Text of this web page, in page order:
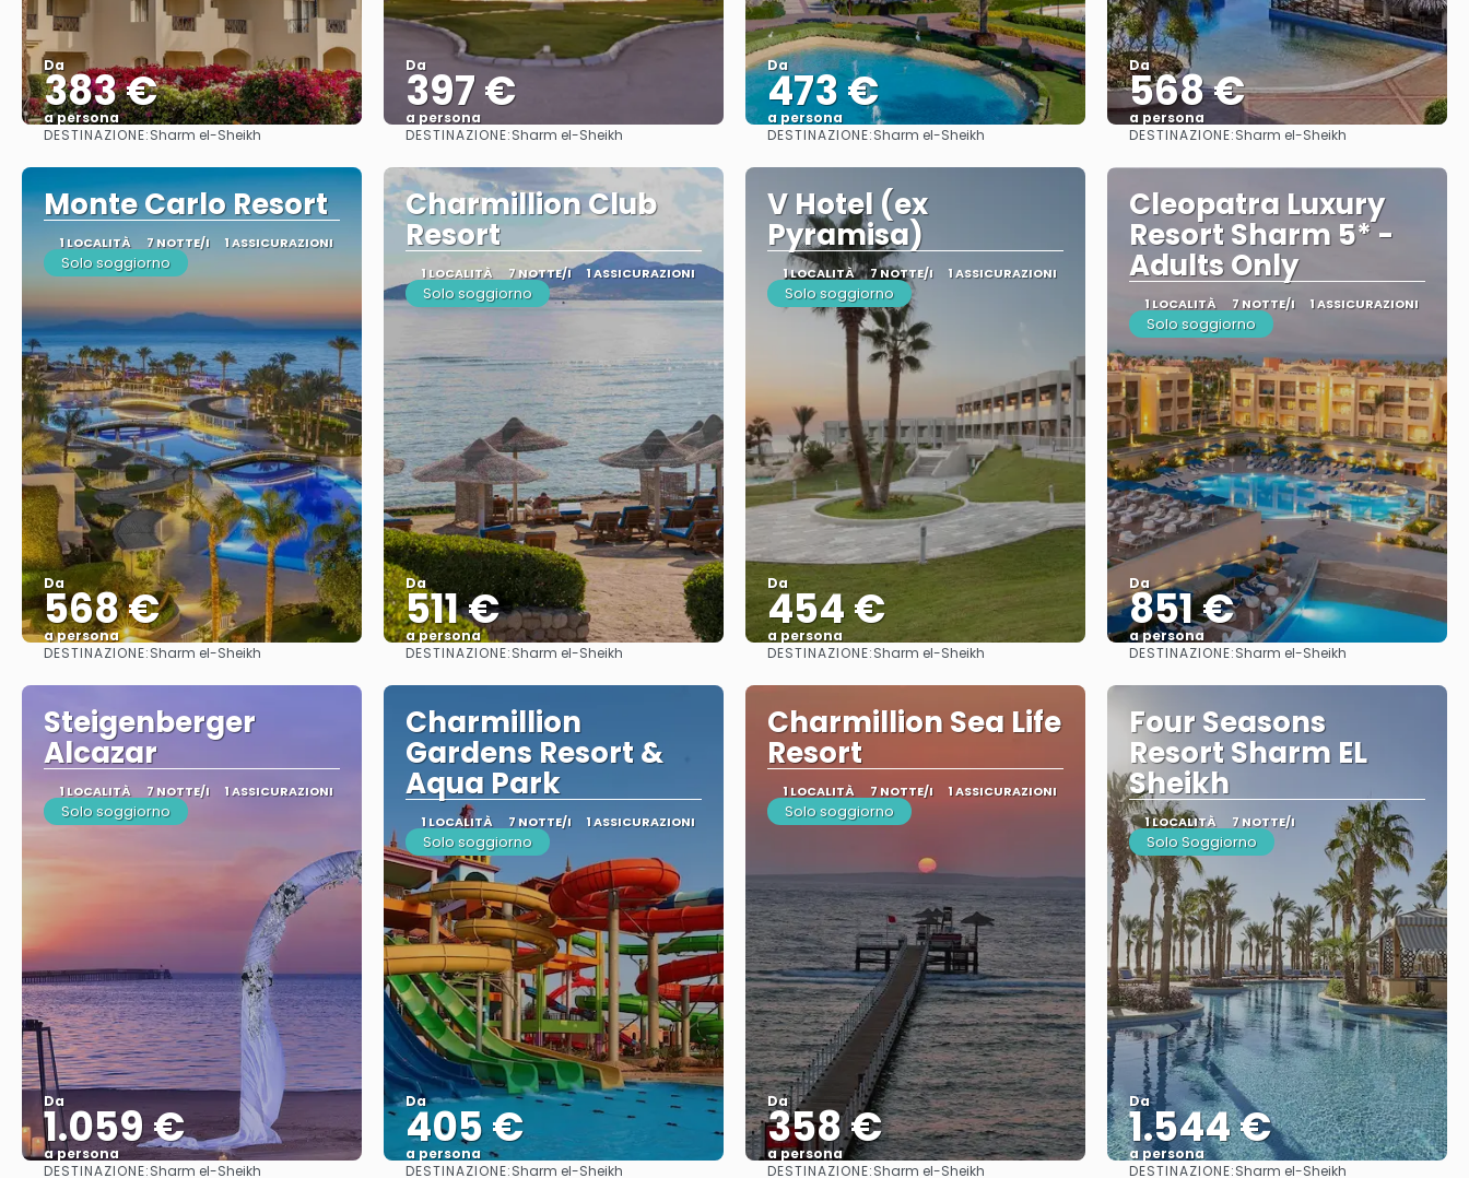
Da
383 €
a persona
Vedere
DESTINAZIONE:Sharm el-Sheikh
Da
397 €
a persona
Vedere
DESTINAZIONE:Sharm el-Sheikh
Da
473 €
a persona
Vedere
DESTINAZIONE:Sharm el-Sheikh
Da
568 €
a persona
Vedere
DESTINAZIONE:Sharm el-Sheikh
Monte Carlo Resort
1 LOCALITÀ 7 NOTTE/I 1 ASSICURAZIONI
Solo soggiorno
Da
568 €
a persona
Vedere
DESTINAZIONE:Sharm el-Sheikh
Charmillion Club
Resort
1 LOCALITÀ 7 NOTTE/I 1 ASSICURAZIONI
Solo soggiorno
Da
511 €
a persona
Vedere
DESTINAZIONE:Sharm el-Sheikh
V Hotel (ex
Pyramisa)
1 LOCALITÀ 7 NOTTE/I 1 ASSICURAZIONI
Solo soggiorno
Da
454 €
a persona
Vedere
DESTINAZIONE:Sharm el-Sheikh
Cleopatra Luxury
Resort Sharm 5* -
Adults Only
1 LOCALITÀ 7 NOTTE/I 1 ASSICURAZIONI
Solo soggiorno
Da
851 €
a persona
Vedere
DESTINAZIONE:Sharm el-Sheikh
Steigenberger
Alcazar
1 LOCALITÀ 7 NOTTE/I 1 ASSICURAZIONI
Solo soggiorno
Da
1.059 €
a persona
DESTINAZIONE:Sharm el-Sheikh
Charmillion
Gardens Resort &
Aqua Park
1 LOCALITÀ 7 NOTTE/I 1 ASSICURAZIONI
Solo soggiorno
Da
405 €
a persona
DESTINAZIONE:Sharm el-Sheikh
Charmillion Sea Life
Resort
1 LOCALITÀ 7 NOTTE/I 1 ASSICURAZIONI
Solo soggiorno
Da
358 €
a persona
DESTINAZIONE:Sharm el-Sheikh
Four Seasons
Resort Sharm EL
Sheikh
1 LOCALITÀ 7 NOTTE/I
Solo Soggiorno
Da
1.544 €
a persona
DESTINAZIONE:Sharm el-Sheikh